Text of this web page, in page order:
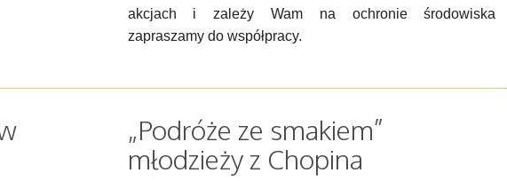
akcjach i zależy Wam na ochronie środowiska
zapraszamy do współpracy.
„Podróże ze smakiem”
młodzieży z Chopina